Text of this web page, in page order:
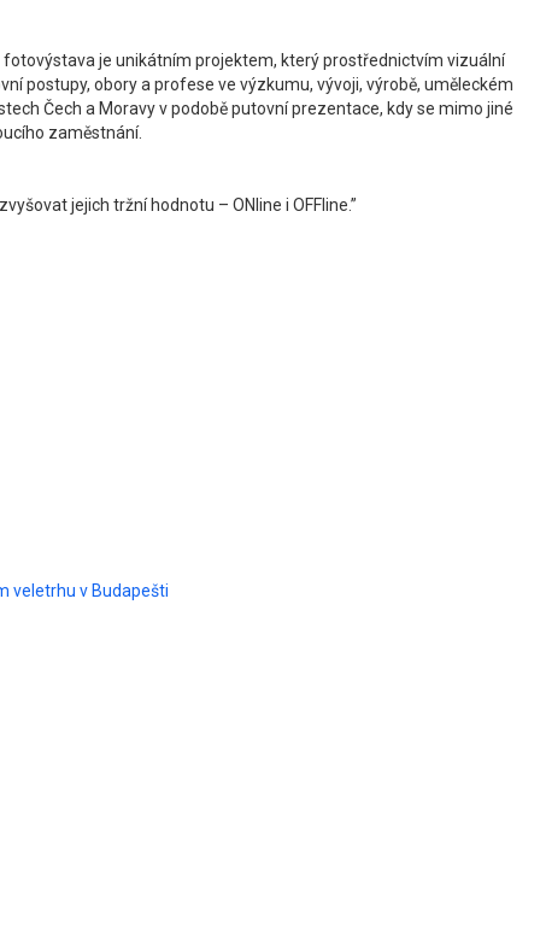
je unikátním projektem, který prostřednictvím vizuální
postupy, obory a profese ve výzkumu, vývoji, výrobě, uměleckém
Čech a Moravy v podobě putovní prezentace, kdy se mimo jiné
zaměstnání.
jejich tržní hodnotu – ONline i OFFline.”
veletrhu v Budapešti